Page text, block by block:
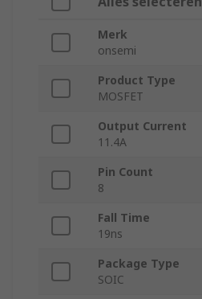
Merk
onsemi
Product Type
MOSFET
Output Current
11.4A
Pin Count
8
Fall Time
19ns
Package Type
SOIC